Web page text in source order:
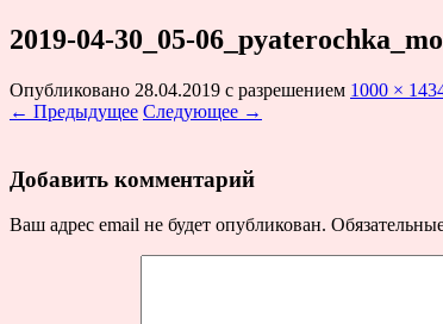
2019-04-30_05-
Опубликовано 28.04.2019 с разрешением 1000 ×
← Предыдущее Следующее →
Добавить комментарий
Ваш адрес email не будет опубликован.